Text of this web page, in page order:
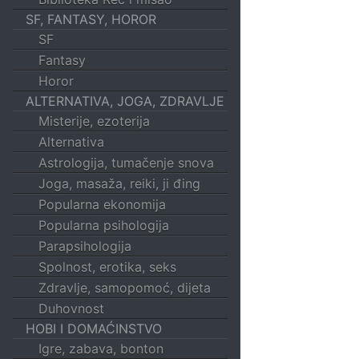
SF, FANTASY, HOROR
SF
Fantasy
Horor
ALTERNATIVA, JOGA, ZDRAVLJE
Misterije, ezoterija
Alternativa
Astrologija, tumačenje snova
Joga, masaža, reiki, ji đing
Popularna ekonomija
Popularna psihologija
Parapsihologija
Spolnost, erotika, seks
Zdravlje, samopomoć, dijeta
Duhovnost
HOBI I DOMAĆINSTVO
Igre, zabava, bonton